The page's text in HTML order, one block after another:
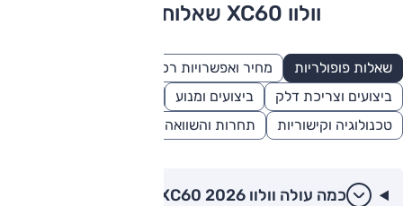
וולוו XC60 שאלות ותשובות
שאלות פופולריות מחיר ואפשרויות רכישה
ביצועים וצריכת דלק
ביצועים ומנוע
טכנולוגיה וקישוריות
תחרות והשוואה
כמה עולה וולוו XC60 2026?